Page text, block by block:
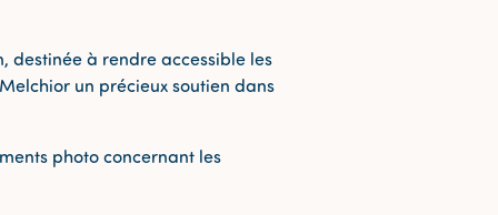
destinée à rendre accessible les
un précieux soutien dans
photo concernant les